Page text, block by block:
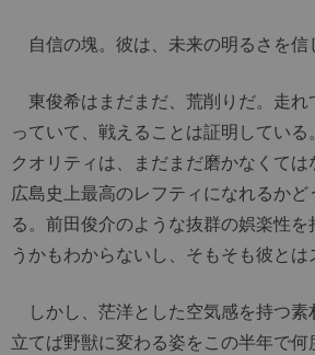
自信の塊。彼は、未来の明るさを信
東俊希はまだまだ、荒削りだ。走れ
っていて、戦えることは証明してい
クオリティは、まだまだ磨かなくては
広島史上最高のレフティになれるか
る。前田俊介のような抜群の娯楽性
うかもわからないし、そもそも彼とは
しかし、茫洋とした空気感を持つ素
立てば野獣に変わる姿をこの半年で何